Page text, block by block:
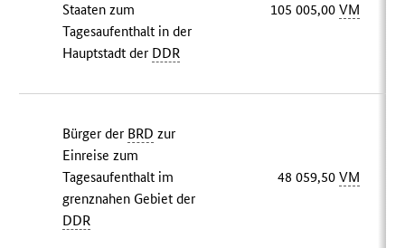
Staaten zum
Tagesaufenthalt in der
Hauptstadt der DDR
105 005,00VM
Bürger der BRD zur
Einreise zum
Tagesaufenthalt im
grenznahen Gebiet der
DDR
48 059,50VM